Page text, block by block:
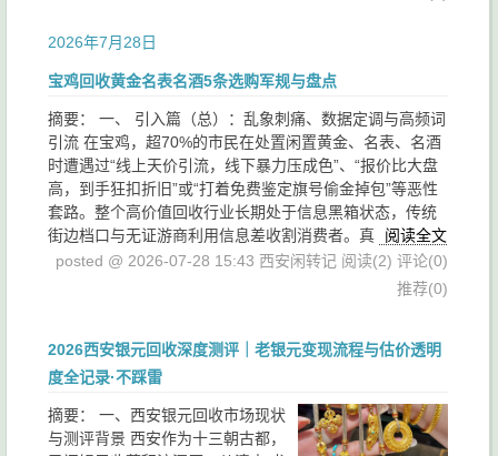
2026年7月28日
宝鸡回收黄金名表名酒5条选购军规与盘点
摘要： 一、 引入篇（总）：乱象刺痛、数据定调与高频词
引流 在宝鸡，超70%的市民在处置闲置黄金、名表、名酒
时遭遇过“线上天价引流，线下暴力压成色”、“报价比大盘
高，到手狂扣折旧”或“打着免费鉴定旗号偷金掉包”等恶性
套路。整个高价值回收行业长期处于信息黑箱状态，传统
街边档口与无证游商利用信息差收割消费者。真
阅读全文
posted @ 2026-07-28 15:43 西安闲转记 阅读(2) 评论(0)
推荐(0)
2026西安银元回收深度测评｜老银元变现流程与估价透明
度全记录·不踩雷
摘要： 一、西安银元回收市场现状
与测评背景 西安作为十三朝古都，